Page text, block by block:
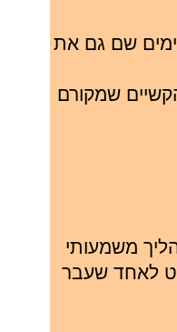
שם גם את
שמקורם
משמעותי
לאחד שעבר